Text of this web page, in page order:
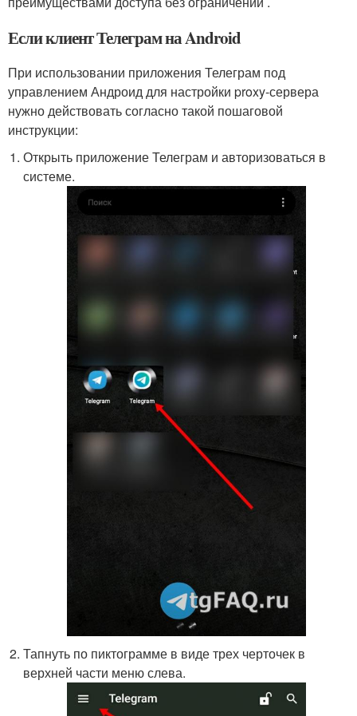
Если клиент Телеграм на Android
При использовании приложения Телеграм под
управлением Андроид для настройки proxy-сервера
нужно действовать согласно такой пошаговой
инструкции:
Открыть приложение Телеграм и авторизоваться в
системе.
Тапнуть по пиктограмме в виде трех черточек в
верхней части меню слева.